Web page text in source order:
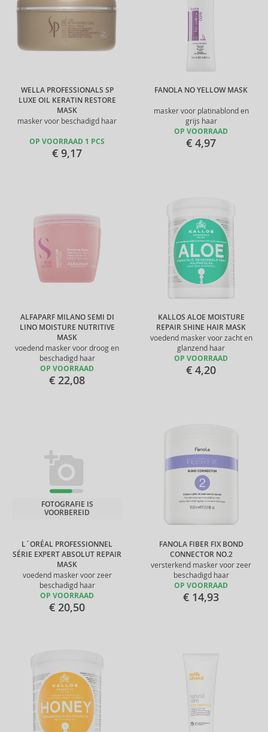
WELLA PROFESSIONALS SP
LUXE OIL KERATIN RESTORE
MASK
masker voor beschadigd haar
OP VOORRAAD 1 PCS
€ 9,17
FANOLA NO YELLOW MASK
masker voor platinablond en
grijs haar
OP VOORRAAD
€ 4,97
ALFAPARF MILANO SEMI DI
LINO MOISTURE NUTRITIVE
MASK
voedend masker voor droog en
beschadigd haar
OP VOORRAAD
€ 22,08
KALLOS ALOE MOISTURE
REPAIR SHINE HAIR MASK
voedend masker voor zacht en
glanzend haar
OP VOORRAAD
€ 4,20
L´ORÉAL PROFESSIONNEL
SÉRIE EXPERT ABSOLUT REPAIR
MASK
voedend masker voor zeer
beschadigd haar
FOTOGRAFIE IS
VOORBEREID
OP VOORRAAD
€ 20,50
FANOLA FIBER FIX BOND
CONNECTOR NO.2
versterkend masker voor zeer
beschadigd haar
OP VOORRAAD
€ 14,93